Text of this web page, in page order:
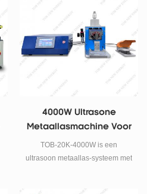
4000W Ultrasone
Metaallasmachine Voor
Batterijlipjes | TOB-20K-
4000W
TOB-20K-4000W is een
ultrasoon metaallas-systeem met